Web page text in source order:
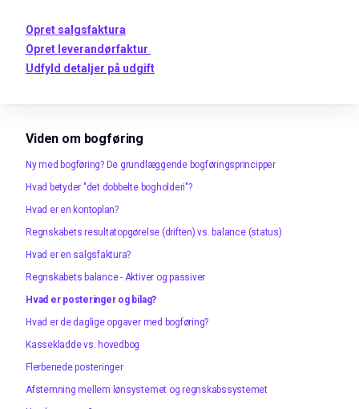
Opret salgsfaktura
Opret leverandørfaktur
Udfyld detaljer på udgift
Viden om bogføring
Ny med bogføring? De grundlæggende bogføringsprincipper
Hvad betyder "det dobbelte bogholderi"?
Hvad er en kontoplan?
Regnskabets resultatopgørelse (driften) vs. balance (status)
Hvad er en salgsfaktura?
Regnskabets balance - Aktiver og passiver
Hvad er posteringer og bilag?
Hvad er de daglige opgaver med bogføring?
Kassekladde vs. hovedbog
Flerbenede posteringer
Afstemning mellem lønsystemet og regnskabssystemet